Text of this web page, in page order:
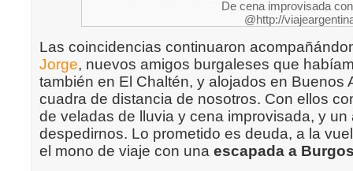
De cena improvisada
@http://
Las coincidencias continuaron
Jorge, nuevos amigos burgaleses que
también en El Chaltén, y alojados en Buenos
cuadra de distancia de nosotros. Con ellos
de veladas de lluvia y cena improvisada, y un
despedirnos. Lo prometido es deuda, a la
el mono de viaje con una escapada a